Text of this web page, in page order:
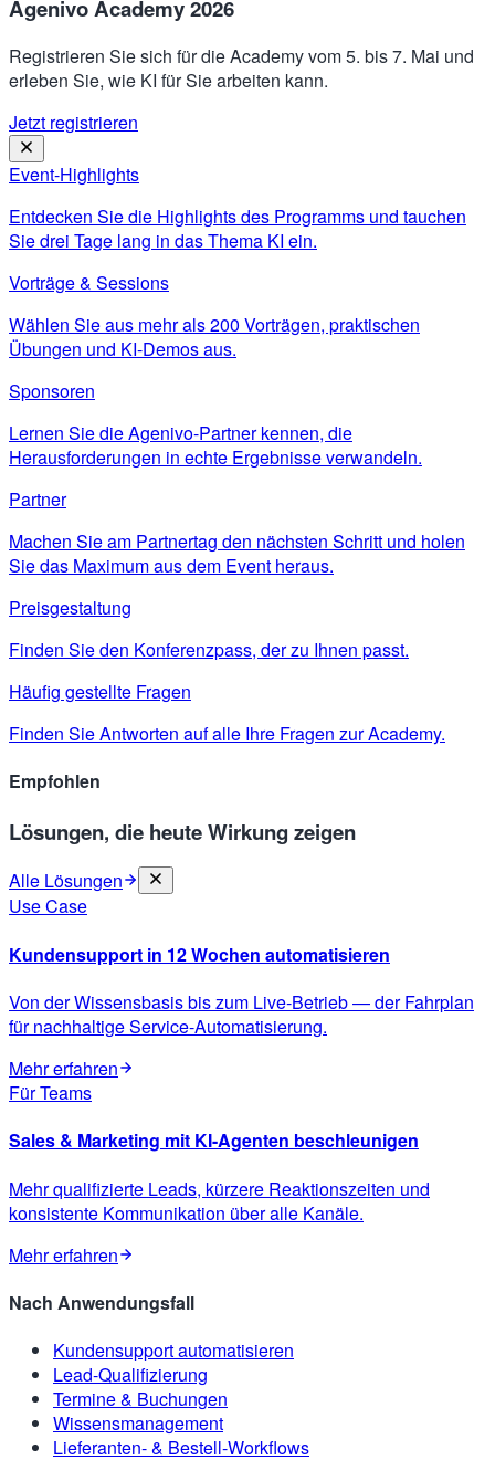
Agenivo Academy 2026
Registrieren Sie sich für die Academy vom 5. bis 7. Mai und
erleben Sie, wie KI für Sie arbeiten kann.
Jetzt registrieren
Event-Highlights
Entdecken Sie die Highlights des Programms und tauchen
Sie drei Tage lang in das Thema KI ein.
Vorträge & Sessions
Wählen Sie aus mehr als 200 Vorträgen, praktischen
Übungen und KI-Demos aus.
Sponsoren
Lernen Sie die Agenivo-Partner kennen, die
Herausforderungen in echte Ergebnisse verwandeln.
Partner
Machen Sie am Partnertag den nächsten Schritt und holen
Sie das Maximum aus dem Event heraus.
Preisgestaltung
Finden Sie den Konferenzpass, der zu Ihnen passt.
Häufig gestellte Fragen
Finden Sie Antworten auf alle Ihre Fragen zur Academy.
Empfohlen
Lösungen, die heute Wirkung zeigen
Alle Lösungen
Use Case
Kundensupport in 12 Wochen automatisieren
Von der Wissensbasis bis zum Live-Betrieb — der Fahrplan
für nachhaltige Service-Automatisierung.
Mehr erfahren
Für Teams
Sales & Marketing mit KI-Agenten beschleunigen
Mehr qualifizierte Leads, kürzere Reaktionszeiten und
konsistente Kommunikation über alle Kanäle.
Mehr erfahren
Nach Anwendungsfall
Kundensupport automatisieren
Lead-Qualifizierung
Termine & Buchungen
Wissensmanagement
Lieferanten- & Bestell-Workflows